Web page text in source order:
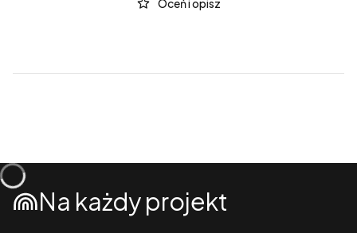
Oceń i opisz
Na każdy projekt